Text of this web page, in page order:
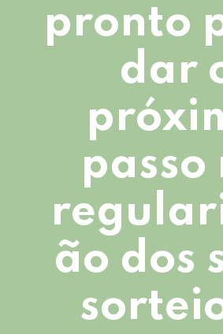
pronto
dar
passo
ão dos